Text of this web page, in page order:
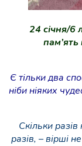
24 січня/6
Є тільки два
ніби ніяких
Скільки
разів, – вірші